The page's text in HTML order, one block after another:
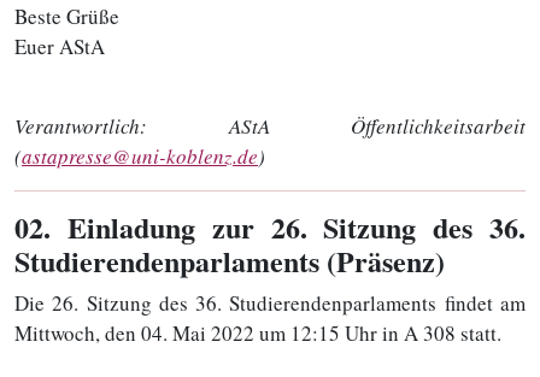
Beste Grüße
Euer AStA
Verantwortlich: AStA Öffentlichkeitsarbeit
(astapresse@uni-koblenz.de)
02. Einladung zur 26. Sitzung des 36.
Studierendenparlaments (Präsenz)
Die 26. Sitzung des 36. Studierendenparlaments findet am
Mittwoch, den 04. Mai 2022 um 12:15 Uhr in A 308 statt.